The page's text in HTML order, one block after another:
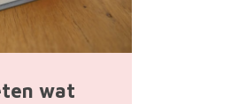
wat